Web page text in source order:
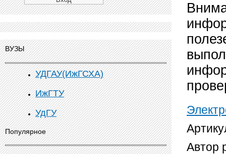
ВУЗЫ
УДГАУ(ИжГСХА)
ИжГТУ
УдГУ
Популярное
Автор